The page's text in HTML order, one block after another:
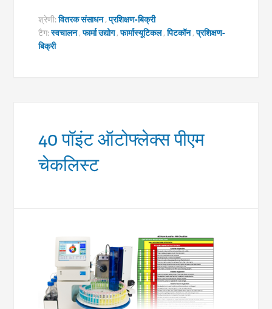
श्रेणी:वितरक संसाधन,प्रशिक्षण-बिक्री
टैग:स्वचालन,फार्मा उद्योग,फार्मास्यूटिकल,पिटकॉन,प्रशिक्षण-
बिक्री
40 पॉइंट ऑटोफ्लेक्स पीएम
चेकलिस्ट